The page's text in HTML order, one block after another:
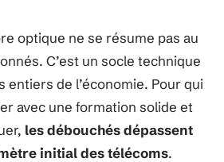
optique ne se résume pas au
C’est un socle technique
entiers de l’économie. Pour qui
avec une formation solide et
les débouchés dépassent
initial des télécoms.